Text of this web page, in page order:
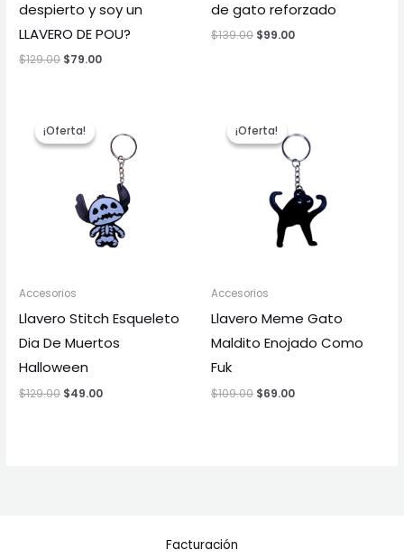
despierto y soy un
LLAVERO DE POU?
$129.00 $79.00
de gato reforzado
$139.00 $99.00
¡Oferta!
¡Oferta!
Accesorios
Llavero Stitch Esqueleto
Dia De Muertos
Halloween
$129.00
precio
original
era:
$49.00
actual
es:
$49.00.
¡Oferta!
¡Oferta!
Accesorios
Llavero Meme Gato
Maldito Enojado Como
Fuk
$109.00
precio
original
era:
$109.00.
$69.00
actual
es:
$69.00.
Facturación